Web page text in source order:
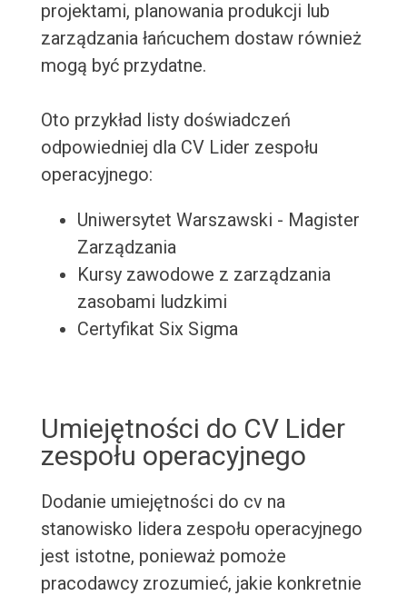
projektami, planowania produkcji lub
zarządzania łańcuchem dostaw również
mogą być przydatne.
Oto przykład listy doświadczeń
odpowiedniej dla CV Lider zespołu
operacyjnego:
Uniwersytet Warszawski - Magister
Zarządzania
Kursy zawodowe z zarządzania
zasobami ludzkimi
Certyfikat Six Sigma
Umiejętności do CV Lider
zespołu operacyjnego
Dodanie umiejętności do cv na
stanowisko lidera zespołu operacyjnego
jest istotne, ponieważ pomoże
pracodawcy zrozumieć, jakie konkretnie